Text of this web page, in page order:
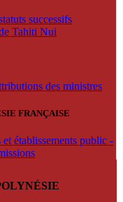
successifs
Tahiti Nui
des ministres
FRANÇAISE
établissements public -